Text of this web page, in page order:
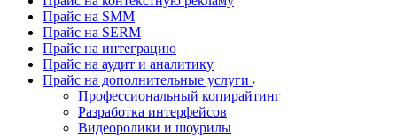
Прайс на SMM
Прайс на SERM
Прайс на интеграцию
Прайс на аудит и аналитику
Прайс на дополнительные услуги
Профессиональный копирайтинг
Разработка интерфейсов
Видеоролики и шоурилы